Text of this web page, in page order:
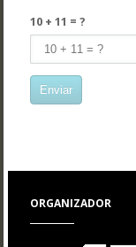
10 + 11 = ?
ORGANIZADOR